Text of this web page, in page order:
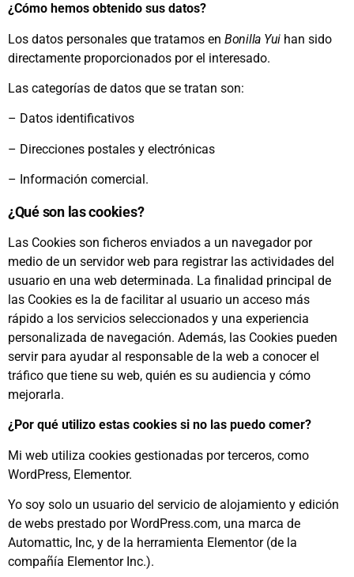
¿Cómo hemos obtenido sus datos?
Los datos personales que tratamos en Bonilla Yui han sido
directamente proporcionados por el interesado.
Las categorías de datos que se tratan son:
– Datos identificativos
– Direcciones postales y electrónicas
– Información comercial.
¿Qué son las cookies?
Las Cookies son ficheros enviados a un navegador por
medio de un servidor web para registrar las actividades del
usuario en una web determinada. La finalidad principal de
las Cookies es la de facilitar al usuario un acceso más
rápido a los servicios seleccionados y una experiencia
personalizada de navegación. Además, las Cookies pueden
servir para ayudar al responsable de la web a conocer el
tráfico que tiene su web, quién es su audiencia y cómo
mejorarla.
¿Por qué utilizo estas cookies si no las puedo comer?
Mi web utiliza cookies gestionadas por terceros, como
WordPress, Elementor.
Yo soy solo un usuario del servicio de alojamiento y edición
de webs prestado por WordPress.com, una marca de
Automattic, Inc, y de la herramienta Elementor (de la
compañía Elementor Inc.).